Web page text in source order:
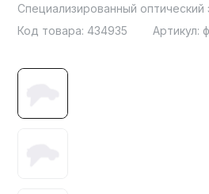
Специализированный
Код товара: 434935 Артикул: